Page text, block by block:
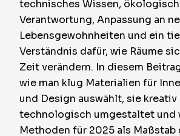
technisches Wissen,
Verantwortung, Anpassung an
Lebensgewohnheiten und ein
Verständnis dafür, wie Räume
Zeit verändern. In diesem
wie man klug Materialien für
und Design auswählt, sie kreativ
technologisch umgestaltet und
Methoden für 2025 als Maßstab